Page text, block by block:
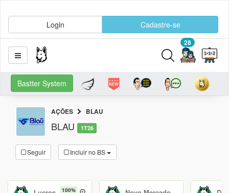
Login Cadastre-se
28
Bastter System
AÇÕES BLAU
BLAU 1T26
Seguir Incluir no BS
100%